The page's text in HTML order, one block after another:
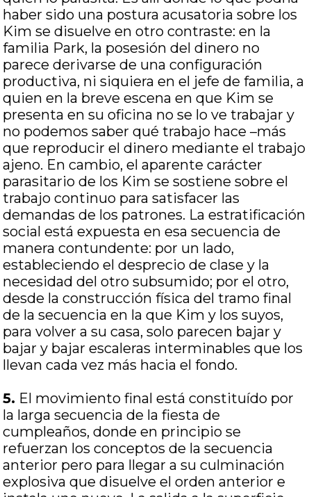
haber sido una postura acusatoria sobre los
Kim se disuelve en otro contraste: en la
familia Park, la posesión del dinero no
parece derivarse de una configuración
productiva, ni siquiera en el jefe de familia, a
quien en la breve escena en que Kim se
presenta en su oficina no se lo ve trabajar y
no podemos saber qué trabajo hace –más
que reproducir el dinero mediante el trabajo
ajeno. En cambio, el aparente carácter
parasitario de los Kim se sostiene sobre el
trabajo continuo para satisfacer las
demandas de los patrones. La estratificación
social está expuesta en esa secuencia de
manera contundente: por un lado,
estableciendo el desprecio de clase y la
necesidad del otro subsumido; por el otro,
desde la construcción física del tramo final
de la secuencia en la que Kim y los suyos,
para volver a su casa, solo parecen bajar y
bajar y bajar escaleras interminables que los
llevan cada vez más hacia el fondo.
5. El movimiento final está constituído por
la larga secuencia de la fiesta de
cumpleaños, donde en principio se
refuerzan los conceptos de la secuencia
anterior pero para llegar a su culminación
explosiva que disuelve el orden anterior e